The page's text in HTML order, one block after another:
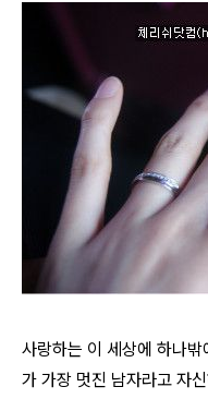
사랑하는 이 세상에 하나
가 가장 멋진 남자라고 자